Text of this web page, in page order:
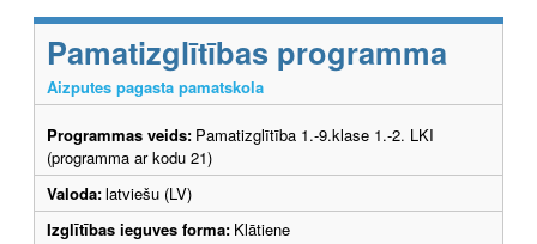
Pamatizglītības programma
Aizputes pagasta pamatskola
Programmas veids: Pamatizglītība 1.-9.klase 1.-2. LKI
(programma ar kodu 21)
Valoda:latviešu (LV)
Izglītības ieguves forma: Klātiene